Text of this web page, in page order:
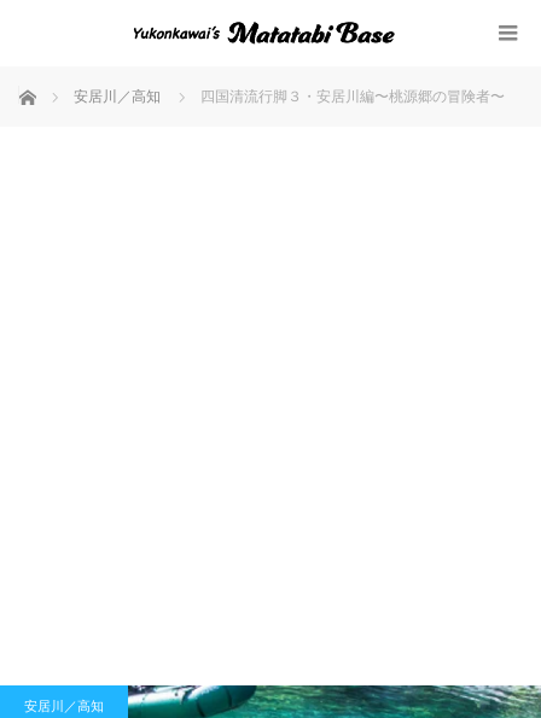
ホーム 安居川／高知 四国清流行脚３・安居川編〜桃源郷の冒険者〜
安居川／高知